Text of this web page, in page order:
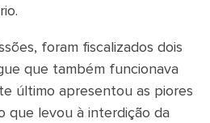
foram fiscalizados dois
que também funcionava
último apresentou as piores
que levou à interdição da